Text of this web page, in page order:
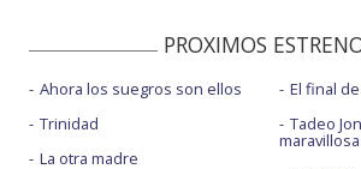
PROXIMOS
Ahora los suegros son ellos
Trinidad
La otra madre
El final
Tadeo
maravillosa